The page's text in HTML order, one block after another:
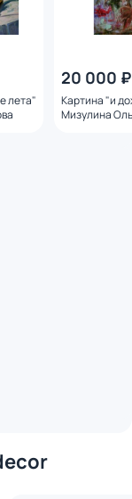
лета"
20 000 ₽
Картина "и
Мизулина